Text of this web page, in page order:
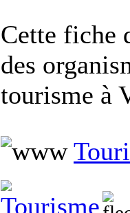
Cette fiche
des
tourisme à